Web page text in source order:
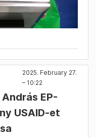
2025. February 27.
– 10:22
EP-
USAID-et